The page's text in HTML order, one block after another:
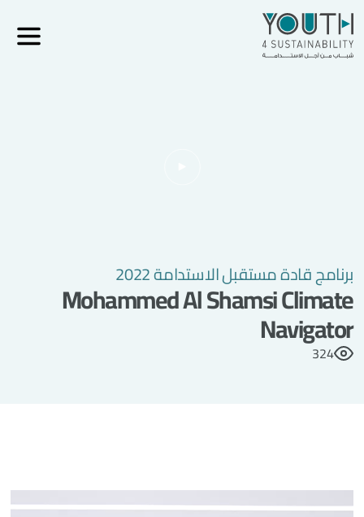
برنامج قادة مستقبل الاستدامة 2022
Mohammed Al Shamsi Climate
Navigator
324